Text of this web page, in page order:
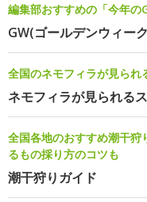
編集部おすすめの「今年の
GW(ゴールデンウィー
全国のネモフィラが見られ
ネモフィラが見られる
全国各地のおすすめ潮干狩
るもの採り方のコツも
潮干狩りガイド